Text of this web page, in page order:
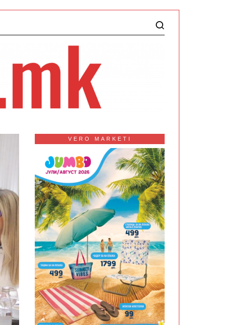
VERO MARKETI